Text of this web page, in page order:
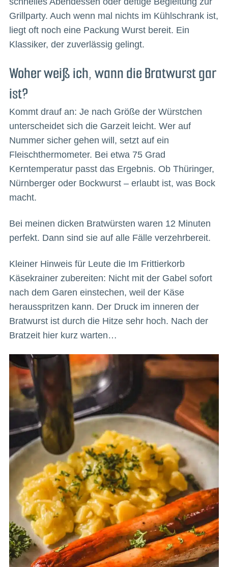
Grillparty. Auch wenn mal nichts im Kühlschrank ist,
liegt oft noch eine Packung Wurst bereit. Ein
Klassiker, der zuverlässig gelingt.
Woher weiß ich, wann die Bratwurst gar
ist?
Kommt drauf an: Je nach Größe der Würstchen
unterscheidet sich die Garzeit leicht. Wer auf
Nummer sicher gehen will, setzt auf ein
Fleischthermometer. Bei etwa 75 Grad
Kerntemperatur passt das Ergebnis. Ob Thüringer,
Nürnberger oder Bockwurst – erlaubt ist, was Bock
macht.
Bei meinen dicken Bratwürsten waren 12 Minuten
perfekt. Dann sind sie auf alle Fälle verzehrbereit.
Kleiner Hinweis für Leute die Im Frittierkorb
Käsekrainer zubereiten: Nicht mit der Gabel sofort
nach dem Garen einstechen, weil der Käse
herausspritzen kann. Der Druck im inneren der
Bratwurst ist durch die Hitze sehr hoch. Nach der
Bratzeit hier kurz warten…